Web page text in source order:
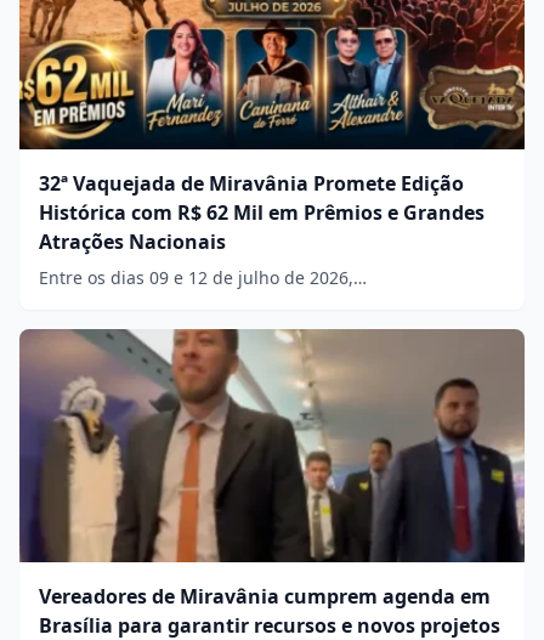
32ª Vaquejada de Miravânia Promete Edição
Histórica com R$ 62 Mil em Prêmios e Grandes
Atrações Nacionais
Entre os dias 09 e 12 de julho de 2026,…
Vereadores de Miravânia cumprem agenda em
Brasília para garantir recursos e novos projetos